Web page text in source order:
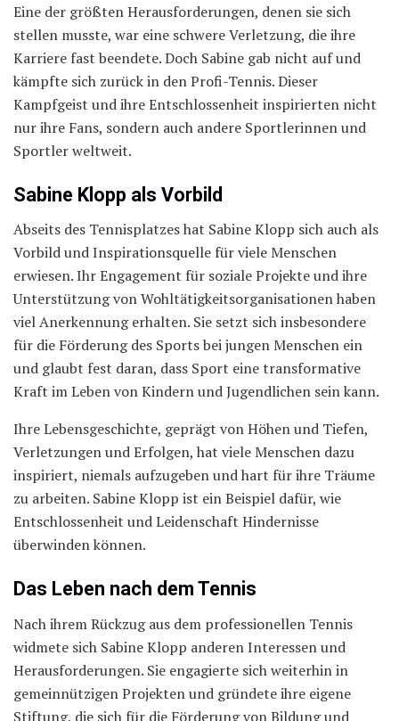
Eine der größten Herausforderungen, denen sie sich
stellen musste, war eine schwere Verletzung, die ihre
Karriere fast beendete. Doch Sabine gab nicht auf und
kämpfte sich zurück in den Profi-Tennis. Dieser
Kampfgeist und ihre Entschlossenheit inspirierten nicht
nur ihre Fans, sondern auch andere Sportlerinnen und
Sportler weltweit.
Sabine Klopp als Vorbild
Abseits des Tennisplatzes hat Sabine Klopp sich auch als
Vorbild und Inspirationsquelle für viele Menschen
erwiesen. Ihr Engagement für soziale Projekte und ihre
Unterstützung von Wohltätigkeitsorganisationen haben
viel Anerkennung erhalten. Sie setzt sich insbesondere
für die Förderung des Sports bei jungen Menschen ein
und glaubt fest daran, dass Sport eine transformative
Kraft im Leben von Kindern und Jugendlichen sein kann.
Ihre Lebensgeschichte, geprägt von Höhen und Tiefen,
Verletzungen und Erfolgen, hat viele Menschen dazu
inspiriert, niemals aufzugeben und hart für ihre Träume
zu arbeiten. Sabine Klopp ist ein Beispiel dafür, wie
Entschlossenheit und Leidenschaft Hindernisse
überwinden können.
Das Leben nach dem Tennis
Nach ihrem Rückzug aus dem professionellen Tennis
widmete sich Sabine Klopp anderen Interessen und
Herausforderungen. Sie engagierte sich weiterhin in
gemeinnützigen Projekten und gründete ihre eigene
Stiftung, die sich für die Förderung von Bildung und